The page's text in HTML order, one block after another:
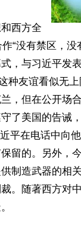
西方全
“没有禁区，没
，与习近平发
种友谊看似无
，但在公开场
了美国的告诫
平在电话中向
留的。另外，
制造武器的相
。随著西方对